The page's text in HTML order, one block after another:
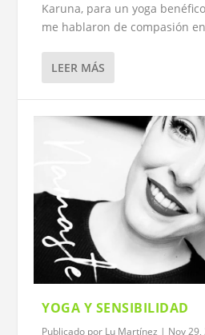
Karuna, para un yoga
me hablaron de compasión
LEER MÁS
YOGA Y SENSIBILIDAD
Publicado por Lu Martínez | Nov 29,